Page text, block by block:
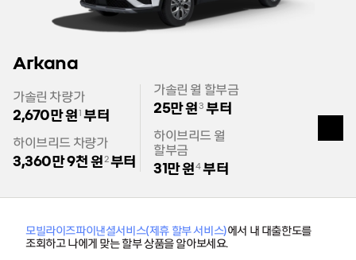
Arkana
가솔린 차량가
2,670만 원1 부터
하이브리드 차량가
3,360만 9천 원2부터
가솔린 월 할부금
25만 원3 부터
하이브리드 월
할부금
31만 원4부터
모빌라이즈파이낸셜서비스(제휴 할부 서비스)에서 내 대출한도를
조회하고 나에게 맞는 할부 상품을 알아보세요.